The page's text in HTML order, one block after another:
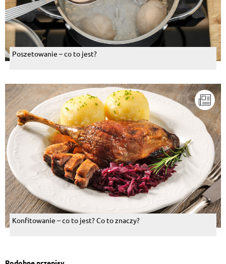
Poszetowanie – co to jest?
Konfitowanie – co to jest? Co to znaczy?